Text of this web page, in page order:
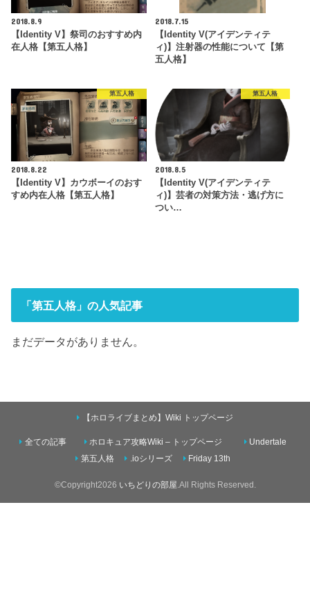
2018.8.9
【Identity V】祭司のおすすめ内
在人格【第五人格】
2018.7.15
【Identity V(アイデンティテ
ィ)】注射器の性能について【第
五人格】
第五人格
2018.8.22
【Identity V】カウボーイのおす
すめ内在人格【第五人格】
第五人格
2018.8.5
【Identity V(アイデンティテ
ィ)】芸者の対策方法・逃げ方に
つい…
「第五人格」の人気記事
まだデータがありません。
全ての記事
【ホロライブまとめ】Wiki トップページ
ホロキュア攻略Wiki – トップページ
Undertale
第五人格
.ioシリーズ Friday 13th
©Copyright2026 いちどりの部屋 .All Rights Reserved.